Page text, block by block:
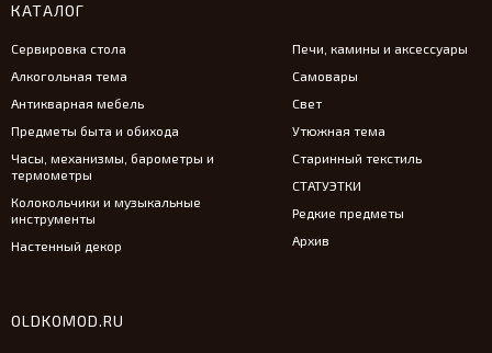
КАТАЛОГ
Сервировка стола
Алкогольная тема
Антикварная мебель
Предметы быта и обихода
Часы, механизмы, барометры и
термометры
Колокольчики и музыкальные
инструменты
Настенный декор
Печи, камины и аксессуары
Самовары
Свет
Утюжная тема
Старинный текстиль
СТАТУЭТКИ
Редкие предметы
Архив
OLDKOMOD.RU